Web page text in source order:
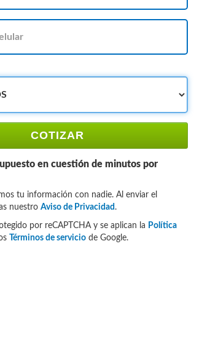
COTIZAR
en cuestión de minutos por
tu información con nadie. Al enviar el
nuestro Aviso de Privacidad .
por reCAPTCHA y se aplican la Política
Términos de serviciode Google.